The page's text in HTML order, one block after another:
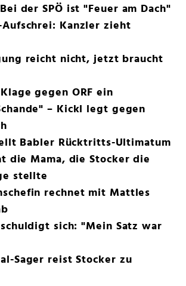
der SPÖ ist "Feuer am Dach"
Aufschrei: Kanzler zieht
reicht nicht, jetzt braucht
gegen ORF ein
– Kickl legt gegen
Babler Rücktritts-Ultimatum
die Mama, die Stocker die
stellte
rechnet mit Mattles
sich: "Mein Satz war
Sager reist Stocker zu